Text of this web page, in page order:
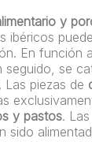
y
ibéricos
En función
seguido, se
Las piezas de
y pastos.
sido